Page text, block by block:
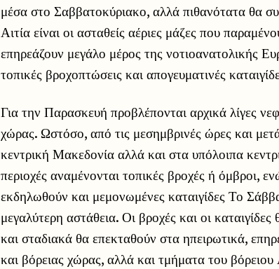
μέσα στο Σαββατοκύριακο, αλλά πιθανότατα θα
Αιτία είναι οι ασταθείς αέριες μάζες που
επηρεάζουν μεγάλο μέρος της νοτιοανατολικής
τοπικές βροχοπτώσεις και απογευματινές
Για την Παρασκευή προβλέπονται αρχικά λίγες
χώρας. Ωστόσο, από τις μεσημβρινές ώρες και
κεντρική Μακεδονία αλλά και στα υπόλοιπα
περιοχές αναμένονται τοπικές βροχές ή όμβροι,
εκδηλωθούν και μεμονωμένες καταιγίδες Το
μεγαλύτερη αστάθεια. Οι βροχές και οι
και σταδιακά θα επεκταθούν στα ηπειρωτικά,
και βόρειας χώρας, αλλά και τμήματα του